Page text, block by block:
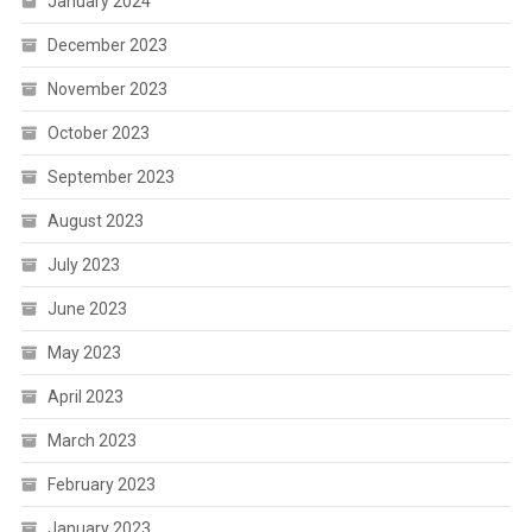
December 2023
November 2023
October 2023
September 2023
August 2023
July 2023
June 2023
May 2023
April 2023
March 2023
February 2023